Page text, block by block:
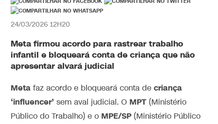
24/03/2026 12H20
Meta firmou acordo para rastrear trabalho
infantil e bloqueará conta de criança que não
apresentar alvará judicial
Meta faz acordo e bloqueará conta decriança
‘influencer’ sem aval judicial. O MPT (Ministério
Público do Trabalho) e o MPE/SP (Ministério Público